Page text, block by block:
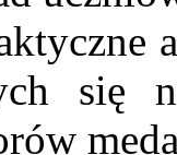
się